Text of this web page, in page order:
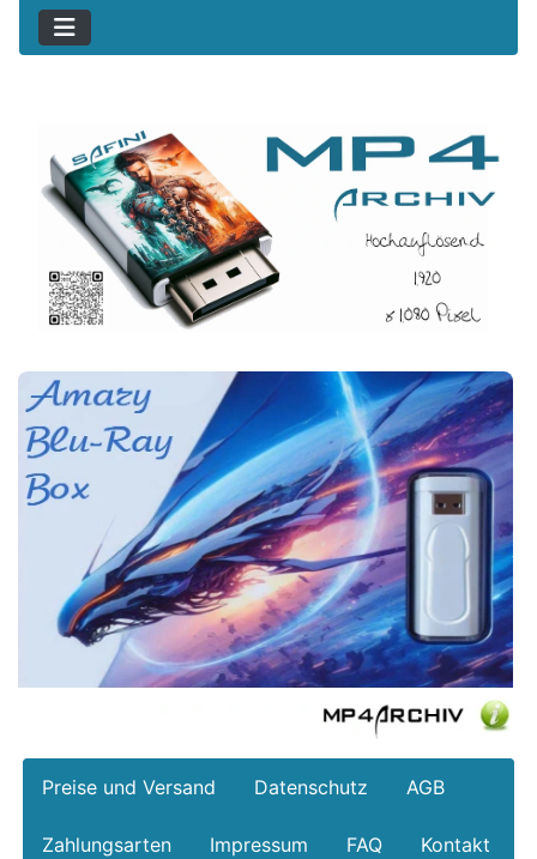
Preise und Versand Datenschutz AGB
Zahlungsarten Impressum FAQ Kontakt